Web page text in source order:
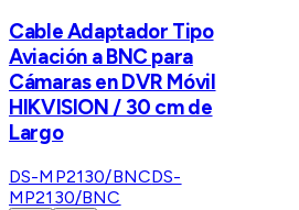
Cable Adaptador Tipo
Aviación a BNC para
Cámaras en DVR Móvil
HIKVISION / 30 cm de
Largo
DS-MP2130/BNCDS-
MP2130/BNC